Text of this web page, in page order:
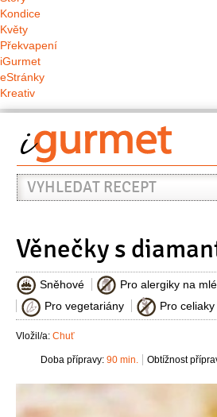
Kondice
Květy
Překvapení
iGurmet
eStránky
Kreativ
Vyhledat
recept
Věnečky s
Sněhové Pro alergiky na
Pro vegetariány
Pro celiaky
Vložil/a: Chuť
Obtížnost
Doba přípravy: 90 min.